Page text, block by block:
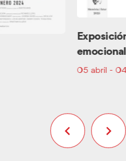
emocional
05 abril -